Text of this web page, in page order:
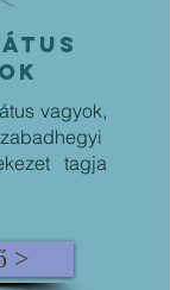
vagyok,
tagja
>